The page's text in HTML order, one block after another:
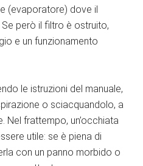
(evaporatore) dove il
però il filtro è ostruito,
e un funzionamento
le istruzioni del manuale,
o sciacquandolo, a
Nel frattempo, un’occhiata
utile: se è piena di
con un panno morbido o